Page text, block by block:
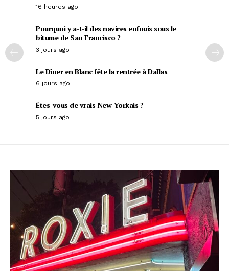
16 heures ago
Pourquoi y a-t-il des navires enfouis sous le
bitume de San Francisco ?
3 jours ago
Le Dîner en Blanc fête la rentrée à Dallas
6 jours ago
Êtes-vous de vrais New-Yorkais ?
5 jours ago